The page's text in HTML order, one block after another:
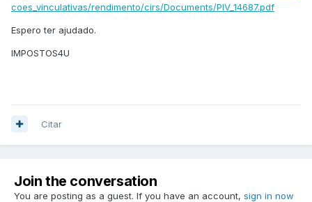
coes_vinculativas/rendimento/cirs/Documents/PIV_14687.pdf
Espero ter ajudado.
IMPOSTOS4U
Citar
Join the conversation
You are posting as a guest. If you have an account, sign in now